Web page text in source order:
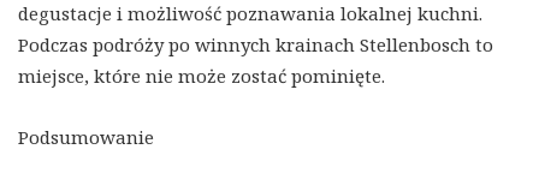
degustacje i możliwość poznawania lokalnej kuchni.
Podczas podróży po winnych krainach Stellenbosch to
miejsce, które nie może zostać pominięte.
Podsumowanie